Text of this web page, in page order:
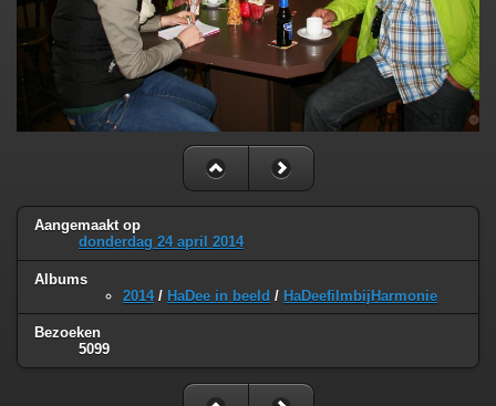
Aangemaakt op
donderdag 24 april 2014
Albums
2014/ HaDee in beeld / HaDeefilmbijHarmonie
Bezoeken
5099